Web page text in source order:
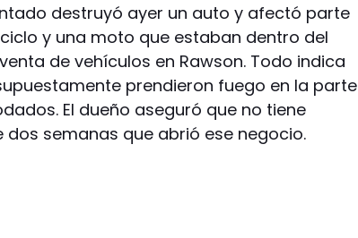
destruyó ayer un auto y afectó parte
y una moto que estaban dentro del
de vehículos en Rawson. Todo indica
prendieron fuego en la parte
El dueño aseguró que no tiene
semanas que abrió ese negocio.